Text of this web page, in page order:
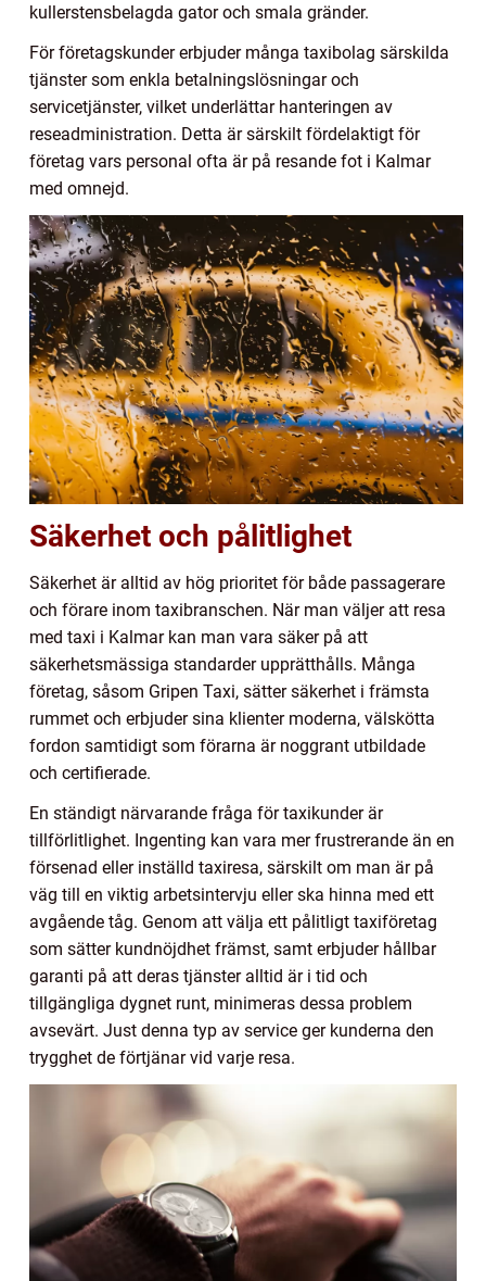
kullerstensbelagda gator och smala gränder.
För företagskunder erbjuder många taxibolag särskilda
tjänster som enkla betalningslösningar och
servicetjänster, vilket underlättar hanteringen av
reseadministration. Detta är särskilt fördelaktigt för
företag vars personal ofta är på resande fot i Kalmar
med omnejd.
Säkerhet och pålitlighet
Säkerhet är alltid av hög prioritet för både passagerare
och förare inom taxibranschen. När man väljer att resa
med taxi i Kalmar kan man vara säker på att
säkerhetsmässiga standarder upprätthålls. Många
företag, såsom Gripen Taxi, sätter säkerhet i främsta
rummet och erbjuder sina klienter moderna, välskötta
fordon samtidigt som förarna är noggrant utbildade
och certifierade.
En ständigt närvarande fråga för taxikunder är
tillförlitlighet. Ingenting kan vara mer frustrerande än en
försenad eller inställd taxiresa, särskilt om man är på
väg till en viktig arbetsintervju eller ska hinna med ett
avgående tåg. Genom att välja ett pålitligt taxiföretag
som sätter kundnöjdhet främst, samt erbjuder hållbar
garanti på att deras tjänster alltid är i tid och
tillgängliga dygnet runt, minimeras dessa problem
avsevärt. Just denna typ av service ger kunderna den
trygghet de förtjänar vid varje resa.